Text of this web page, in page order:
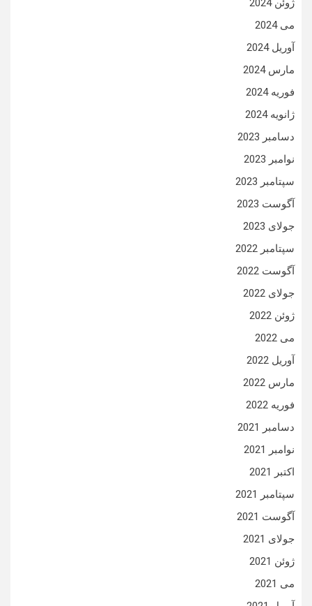
ژوئن 2024
می 2024
آوریل 2024
مارس 2024
فوریه 2024
ژانویه 2024
دسامبر 2023
نوامبر 2023
سپتامبر 2023
آگوست 2023
جولای 2023
سپتامبر 2022
آگوست 2022
جولای 2022
ژوئن 2022
می 2022
آوریل 2022
مارس 2022
فوریه 2022
دسامبر 2021
نوامبر 2021
اکتبر 2021
سپتامبر 2021
آگوست 2021
جولای 2021
ژوئن 2021
می 2021